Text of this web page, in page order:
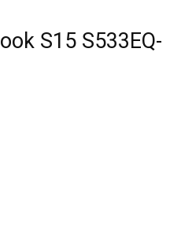
S15 S533EQ-